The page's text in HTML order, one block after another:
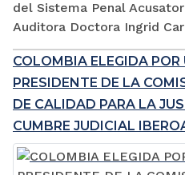
del Sistema Penal
Auditora Doctora Ingrid
COLOMBIA ELEGIDA
PRESIDENTE DE LA
DE CALIDAD PARA LA
CUMBRE JUDICIAL